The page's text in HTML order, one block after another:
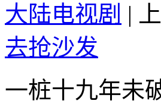
大陆电视剧 |
去抢沙发
一桩十九年未